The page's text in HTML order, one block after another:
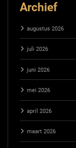
Archief
augustus 2026
juli 2026
juni 2026
mei 2026
april 2026
maart 2026